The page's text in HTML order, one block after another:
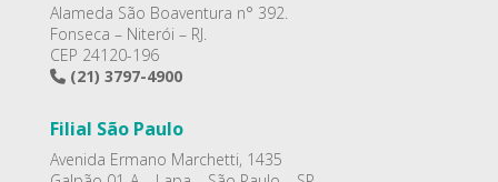
Alameda São Boaventura n° 392.
Fonseca – Niterói – RJ.
CEP 24120-196
(21) 3797-4900
Filial São Paulo
Avenida Ermano Marchetti, 1435